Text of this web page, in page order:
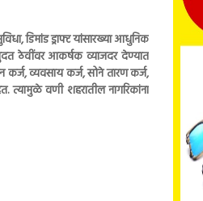
डिमांड ड्राफ्ट यांसारख्या आधुनिक
ठेवींवर आकर्षक व्याजदर देण्यात
कर्ज, व्यवसाय कर्ज, सोने तारण कर्ज,
वणी शहरातील नागरिकांना